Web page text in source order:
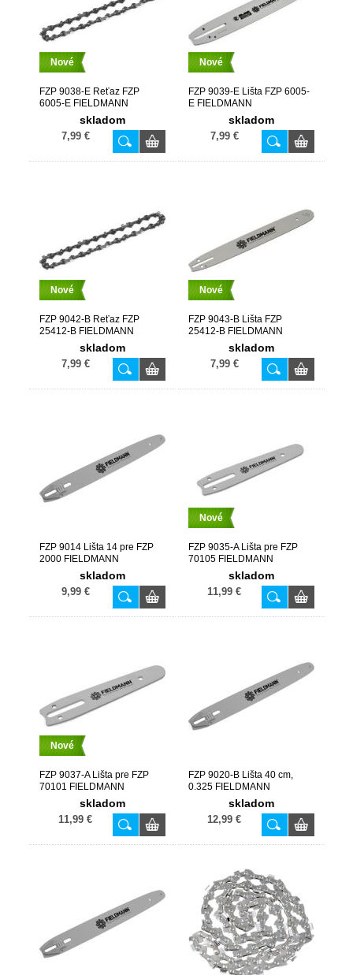
Nové
FZP 9038-E Reťaz FZP
6005-E FIELDMANN
skladom
7,99 €
Nové
FZP 9039-E Lišta FZP 6005-
E FIELDMANN
skladom
7,99 €
Nové
FZP 9042-B Reťaz FZP
25412-B FIELDMANN
skladom
7,99 €
Nové
FZP 9043-B Lišta FZP
25412-B FIELDMANN
skladom
7,99 €
FZP 9014 Lišta 14 pre FZP
2000 FIELDMANN
skladom
9,99 €
Nové
FZP 9035-A Lišta pre FZP
70105 FIELDMANN
skladom
11,99 €
Nové
FZP 9037-A Lišta pre FZP
70101 FIELDMANN
skladom
11,99 €
FZP 9020-B Lišta 40 cm,
0.325 FIELDMANN
skladom
12,99 €